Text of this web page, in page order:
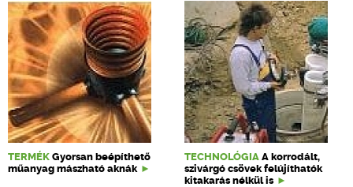
TERMÉK Gyorsan beépíthető
műanyag mászható aknák
TECHNOLÓGIA A korrodált,
szivárgó csövek felújíthatók
kitakarás nélkül is